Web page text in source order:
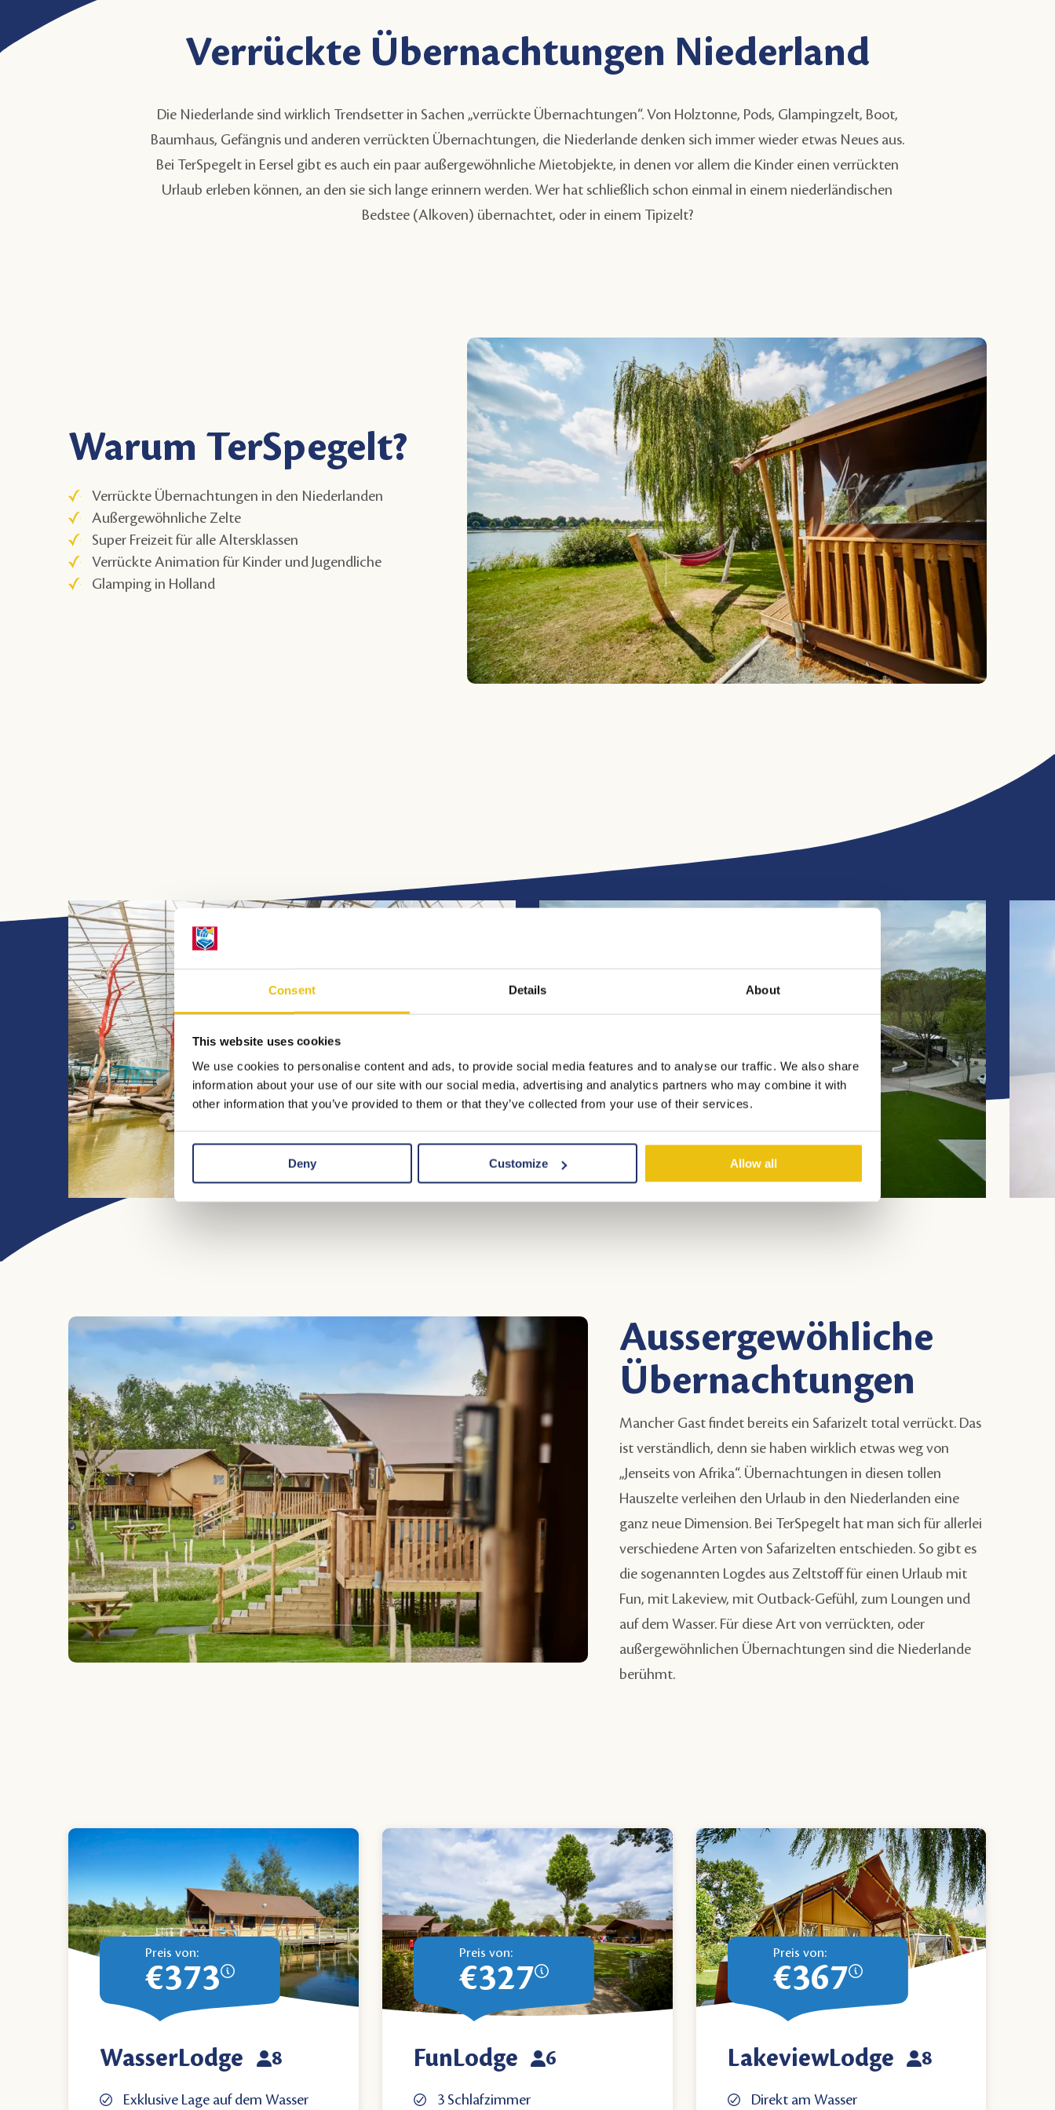
Consent Details About
This website uses cookies
We use cookies to personalise content and ads, to provide social media features and to analyse our traffic. We also share
information about your use of our site with our social media, advertising and analytics partners who may combine it with
other information that you’ve provided to them or that they’ve collected from your use of their services.
Deny Customize Allow all
Verrückte Übernachtungen Niederland
Die Niederlande sind wirklich Trendsetter in Sachen „verrückte Übernachtungen“. Von Holztonne, Pods, Glampingzelt, Boot,
Baumhaus, Gefängnis und anderen verrückten Übernachtungen, die Niederlande denken sich immer wieder etwas Neues aus.
Bei TerSpegelt in Eersel gibt es auch ein paar außergewöhnliche Mietobjekte, in denen vor allem die Kinder einen verrückten
Urlaub erleben können, an den sie sich lange erinnern werden. Wer hat schließlich schon einmal in einem niederländischen
Bedstee (Alkoven) übernachtet, oder in einem Tipizelt?
Warum TerSpegelt?
Verrückte Übernachtungen in den Niederlanden
Außergewöhnliche Zelte
Super Freizeit für alle Altersklassen
Verrückte Animation für Kinder und Jugendliche
Glamping in Holland
Aussergewöhliche
Übernachtungen
Mancher Gast findet bereits ein Safarizelt total verrückt. Das
ist verständlich, denn sie haben wirklich etwas weg von
„Jenseits von Afrika“. Übernachtungen in diesen tollen
Hauszelte verleihen den Urlaub in den Niederlanden eine
ganz neue Dimension. Bei TerSpegelt hat man sich für allerlei
verschiedene Arten von Safarizelten entschieden. So gibt es
die sogenannten Logdes aus Zeltstoff für einen Urlaub mit
Fun, mit Lakeview, mit Outback-Gefühl, zum Loungen und
auf dem Wasser. Für diese Art von verrückten, oder
außergewöhnlichen Übernachtungen sind die Niederlande
berühmt.
Preis von:
€373
WasserLodge 8
Exklusive Lage auf dem Wasser
Preis von:
€327
FunLodge 6
3 Schlafzimmer
Preis von:
€367
LakeviewLodge 8
Direkt am Wasser